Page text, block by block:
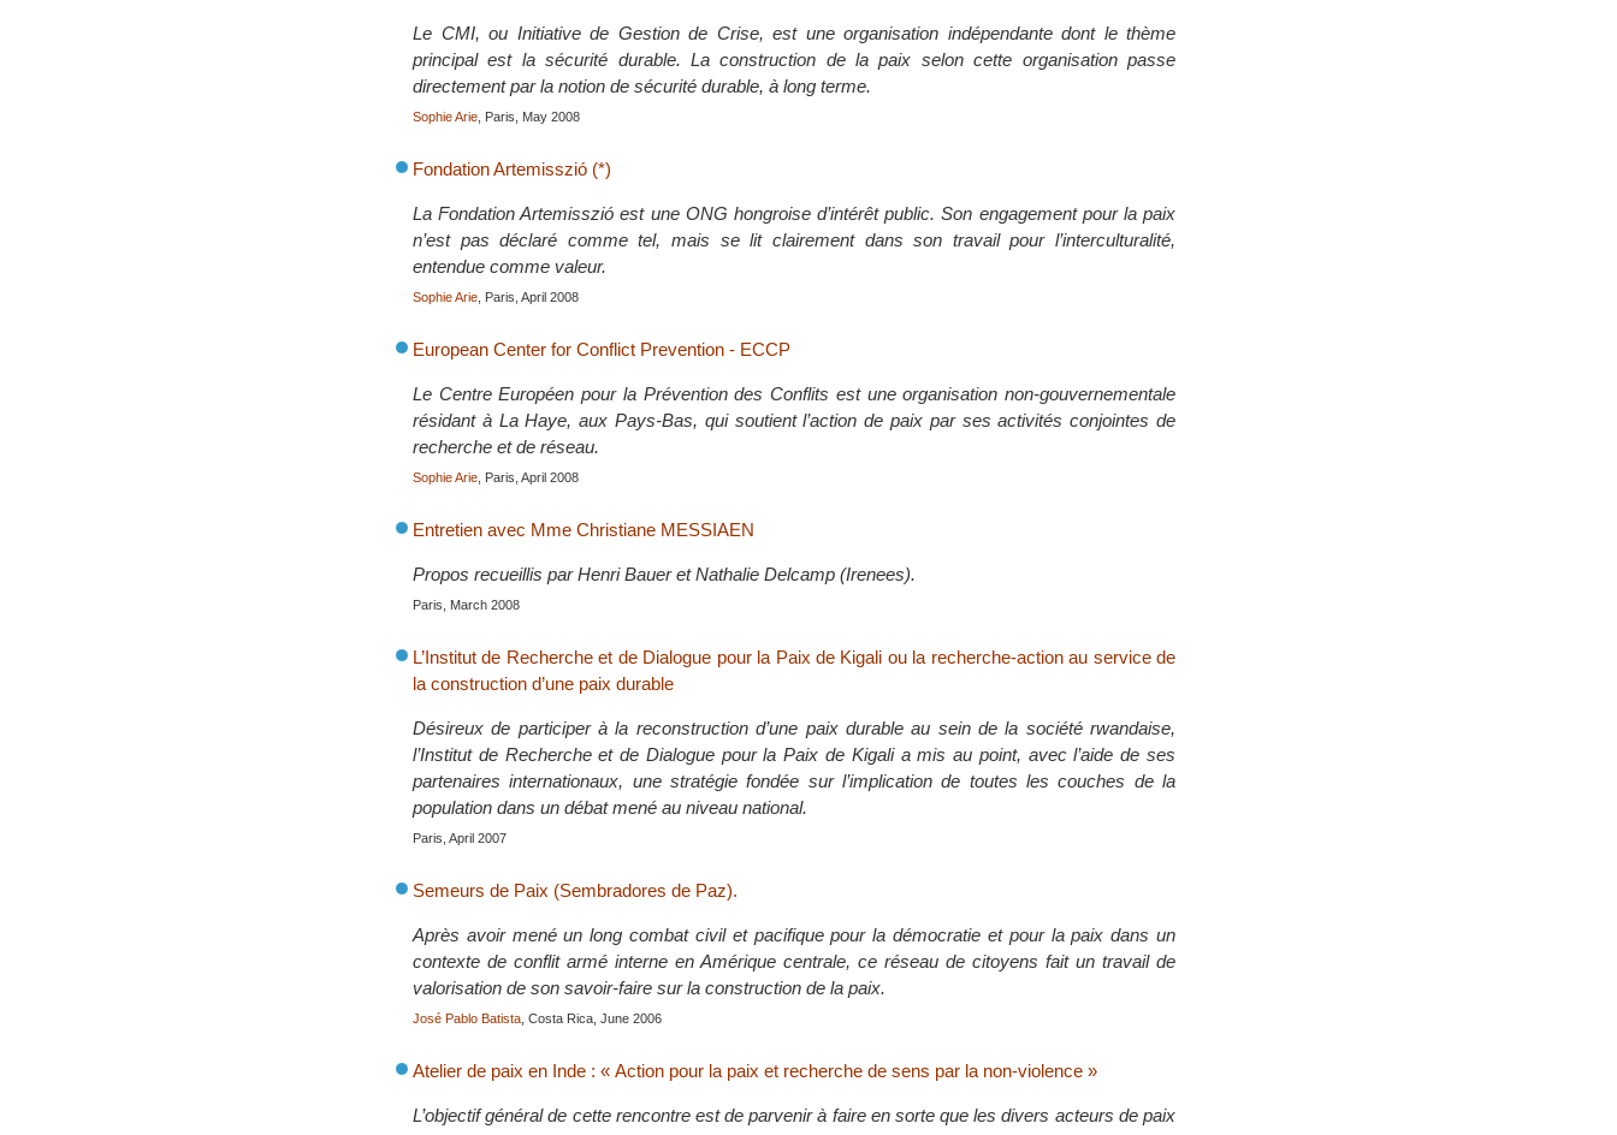
Le CMI, ou Initiative de Gestion de Crise, est une organisation indépendante dont le thème
principal est la sécurité durable. La construction de la paix selon cette organisation passe
directement par la notion de sécurité durable, à long terme.
Sophie Arie , Paris, May 2008
Fondation Artemisszió (*)
La Fondation Artemisszió est une ONG hongroise d’intérêt public. Son engagement pour la paix
n’est pas déclaré comme tel, mais se lit clairement dans son travail pour l’interculturalité,
entendue comme valeur.
Sophie Arie , Paris, April 2008
European Center for Conflict Prevention - ECCP
Le Centre Européen pour la Prévention des Conflits est une organisation non-gouvernementale
résidant à La Haye, aux Pays-Bas, qui soutient l’action de paix par ses activités conjointes de
recherche et de réseau.
Sophie Arie , Paris, April 2008
Entretien avec Mme Christiane MESSIAEN
Propos recueillis par Henri Bauer et Nathalie Delcamp (Irenees).
Paris, March 2008
L’Institut de Recherche et de Dialogue pour la Paix de Kigali ou la recherche-action au service de
la construction d’une paix durable
Désireux de participer à la reconstruction d’une paix durable au sein de la société rwandaise,
l’Institut de Recherche et de Dialogue pour la Paix de Kigali a mis au point, avec l’aide de ses
partenaires internationaux, une stratégie fondée sur l’implication de toutes les couches de la
population dans un débat mené au niveau national.
Paris, April 2007
Semeurs de Paix (Sembradores de Paz).
Après avoir mené un long combat civil et pacifique pour la démocratie et pour la paix dans un
contexte de conflit armé interne en Amérique centrale, ce réseau de citoyens fait un travail de
valorisation de son savoir-faire sur la construction de la paix.
José Pablo Batista , Costa Rica, June 2006
Atelier de paix en Inde : « Action pour la paix et recherche de sens par la non-violence »
L’objectif général de cette rencontre est de parvenir à faire en sorte que les divers acteurs de paix